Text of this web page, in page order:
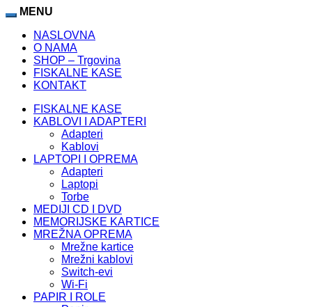
MENU
NASLOVNA
O NAMA
SHOP – Trgovina
FISKALNE KASE
KONTAKT
FISKALNE KASE
KABLOVI I ADAPTERI
Adapteri
Kablovi
LAPTOPI I OPREMA
Adapteri
Laptopi
Torbe
MEDIJI CD I DVD
MEMORIJSKE KARTICE
MREŽNA OPREMA
Mrežne kartice
Mrežni kablovi
Switch-evi
Wi-Fi
PAPIR I ROLE